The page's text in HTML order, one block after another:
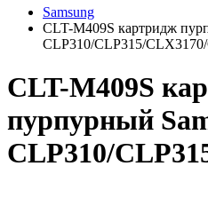
Samsung
CLT-M409S картридж
CLP310/CLP315/
CLT-M409S
пурпурный
CLP310/